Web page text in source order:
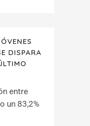
DISPARA
entre
un 83,2%